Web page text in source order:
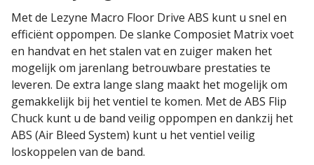
Met de Lezyne Macro Floor Drive ABS kunt u snel en
efficiënt oppompen. De slanke Composiet Matrix voet
en handvat en het stalen vat en zuiger maken het
mogelijk om jarenlang betrouwbare prestaties te
leveren. De extra lange slang maakt het mogelijk om
gemakkelijk bij het ventiel te komen. Met de ABS Flip
Chuck kunt u de band veilig oppompen en dankzij het
ABS (Air Bleed System) kunt u het ventiel veilig
loskoppelen van de band.